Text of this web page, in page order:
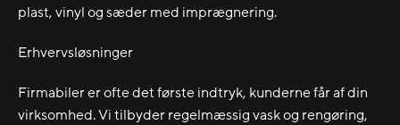
plast, vinyl og sæder med imprægnering.
Erhvervsløsninger
Firmabiler er ofte det første indtryk, kunderne får af din
virksomhed. Vi tilbyder regelmæssig vask og rengøring,